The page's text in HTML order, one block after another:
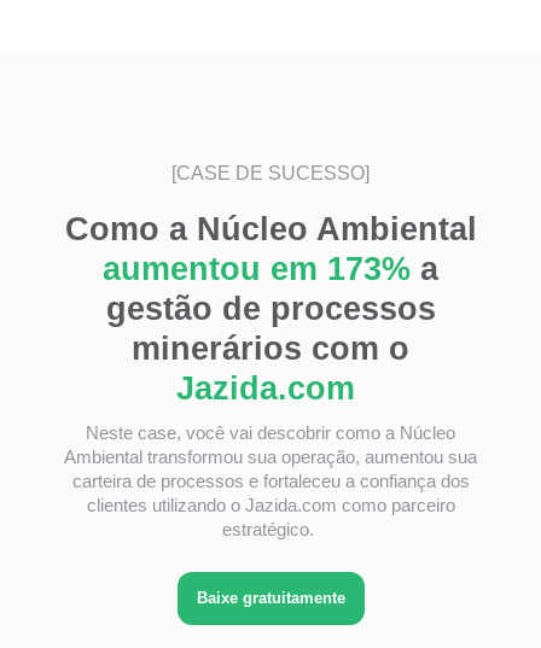
[CASE DE SUCESSO]
Como a Núcleo Ambiental
aumentou em 173% a
gestão de processos
minerários com o
Jazida.com
Neste case, você vai descobrir como a Núcleo
Ambiental transformou sua operação, aumentou sua
carteira de processos e fortaleceu a confiança dos
clientes utilizando o Jazida.com como parceiro
estratégico.
Baixe gratuitamente